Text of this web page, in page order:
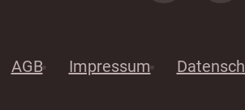
AGB Impressum